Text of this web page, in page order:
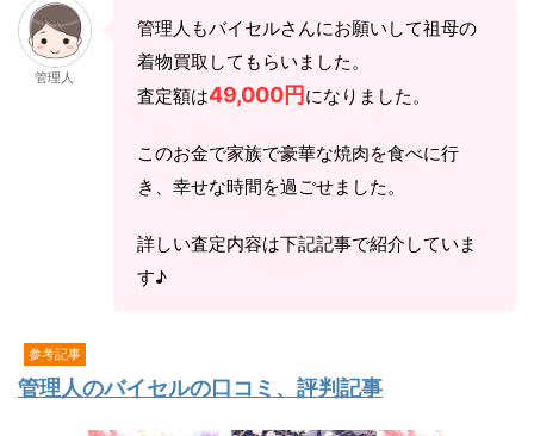
管理人
管理人もバイセルさんにお願いして祖母の
着物買取してもらいました。
査定額は49,000円になりました。
このお金で家族で豪華な焼肉を食べに行
き、幸せな時間を過ごせました。
詳しい査定内容は下記記事で紹介していま
す♪
参考記事
管理人のバイセルの口コミ、評判記事